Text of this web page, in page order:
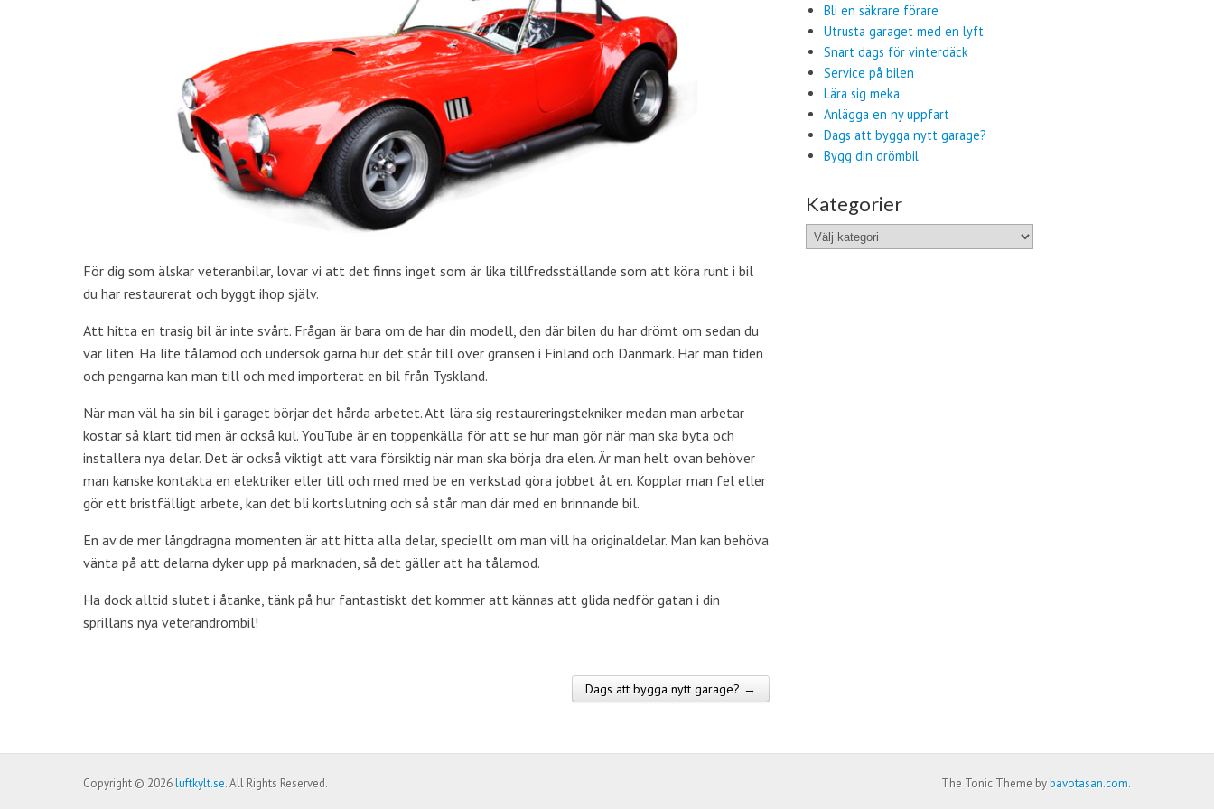
För dig som älskar veteranbilar, lovar vi att det finns inget som är lika tillfredsställande som att köra runt i bil
du har restaurerat och byggt ihop själv.
Att hitta en trasig bil är inte svårt. Frågan är bara om de har din modell, den där bilen du har drömt om sedan du
var liten. Ha lite tålamod och undersök gärna hur det står till över gränsen i Finland och Danmark. Har man tiden
och pengarna kan man till och med importerat en bil från Tyskland.
När man väl ha sin bil i garaget börjar det hårda arbetet. Att lära sig restaureringstekniker medan man arbetar
kostar så klart tid men är också kul. YouTube är en toppenkälla för att se hur man gör när man ska byta och
installera nya delar. Det är också viktigt att vara försiktig när man ska börja dra elen. Är man helt ovan behöver
man kanske kontakta en elektriker eller till och med med be en verkstad göra jobbet åt en. Kopplar man fel eller
gör ett bristfälligt arbete, kan det bli kortslutning och så står man där med en brinnande bil.
En av de mer långdragna momenten är att hitta alla delar, speciellt om man vill ha originaldelar. Man kan behöva
vänta på att delarna dyker upp på marknaden, så det gäller att ha tålamod.
Ha dock alltid slutet i åtanke, tänk på hur fantastiskt det kommer att kännas att glida nedför gatan i din
sprillans nya veterandrömbil!
Dags att bygga nytt garage? →
Bli en säkrare förare
Utrusta garaget med en lyft
Snart dags för vinterdäck
Service på bilen
Lära sig meka
Anlägga en ny uppfart
Dags att bygga nytt garage?
Bygg din drömbil
Kategorier
Kategorier
Copyright © 2026luftkylt.se. All Rights Reserved. The Tonic Theme bybavotasan.com.